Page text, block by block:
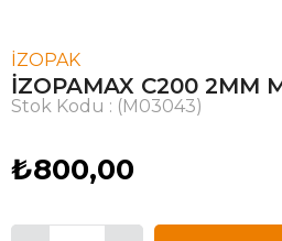
İZOPAK
İZOPAMAX C200 2MM
Stok Kodu (M03043)
₺800,00